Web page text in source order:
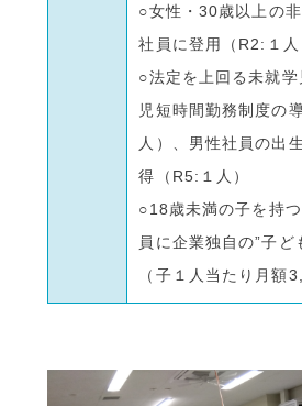
○女性・30歳以上の
社員に登用（R2:１人
○法定を上回る未就
児短時間勤務制度の
人）、男性社員の出
得（R5:１人）
○18歳未満の子を持
員に企業独自の”子ど
（子１人当たり月額